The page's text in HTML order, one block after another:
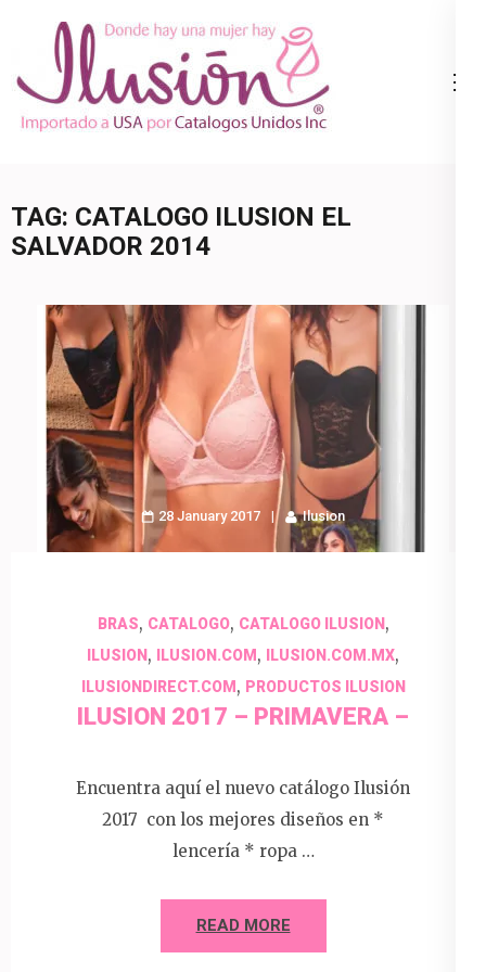
content
(Press
Ropa Interior
TAG: CATALOGO ILUSION EL
SALVADOR 2014
28 January 2017 Ilusion
BRAS, CATALOGO, CATALOGO ILUSION,
ILUSION , ILUSION.COM , ILUSION.COM.MX,
ILUSIONDIRECT.COM , PRODUCTOS ILUSION
ILUSION 2017 – PRIMAVERA –
Encuentra aquí el nuevo catálogo Ilusión
2017 con los mejores diseños en *
lencería * ropa …
READ MORE